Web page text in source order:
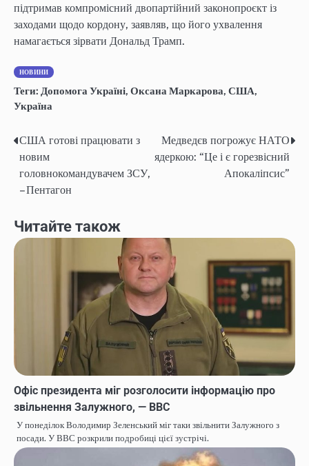
підтримав компромісний двопартійний законопроєкт із
заходами щодо кордону, заявляв, що його ухвалення
намагається зірвати Дональд Трамп.
НОВИНИ
Теги: Допомога Україні, Оксана Маркарова, США,
Україна
Post
navigation
США готові працювати з
новим
головнокомандувачем ЗСУ,
– Пентагон
Медведєв погрожує НАТО
ядеркою: “Це і є горезвісний
Апокаліпсис”
Читайте також
Офіс президента міг розголосити інформацію про
звільнення Залужного, — ВВС
У понеділок Володимир Зеленський міг таки звільнити Залужного з
посади. У ВВС розкрили подробиці цієї зустрічі.